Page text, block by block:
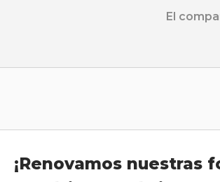
El
¡Renovamos nuestras